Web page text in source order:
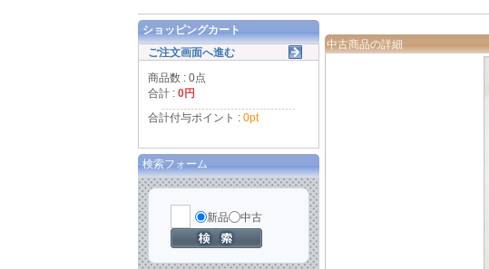
中古商品の詳細
ショッピングカート
ご注文画面へ進む
商品数 : 0点
合計 : 0円
合計付与ポイント : 0pt
検索フォーム
新品 中古